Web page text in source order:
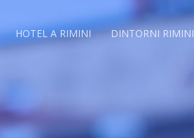
HOTEL A RIMINI DINTORNI RIMINI